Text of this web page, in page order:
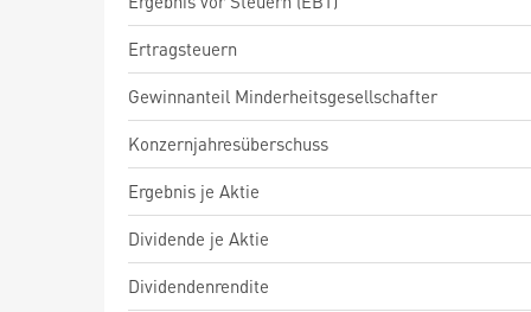
Ertragsteuern
Gewinnanteil Minderheitsgesellschafter
Konzernjahresüberschuss
Ergebnis je Aktie
Dividende je Aktie
Dividendenrendite